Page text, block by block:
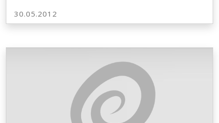
30.05.2012